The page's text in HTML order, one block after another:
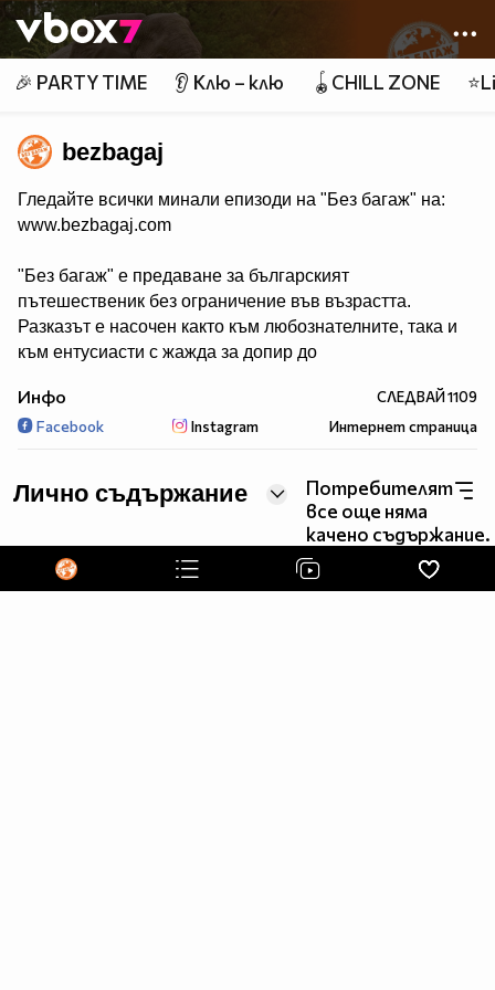
Member of
👾
🎉 PARTY TIME 👂 Клю – клю 🪀CHILL ZONE
bezbagaj
Гледайте всички минали епизоди на "Без багаж" на:
www.bezbagaj.com
"Без багаж" е предаване за българският
пътешественик без ограничение във възрастта.
Разказът е насочен както към любознателните, така и
към ентусиасти с жажда за допир до
Последвай ни и ти!
"Без багаж" - нямаме търпение да ви разкажем!
Инфо СЛЕДВАЙ1109
Facebook Instagram Интернет страница
Лично съдържание
Потребителят
все още няма
качено съдържание.